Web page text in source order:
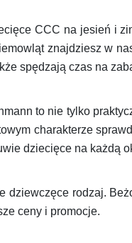
CCC na jesień i
znajdziesz w
spędzają czas na
to nie tylko
charakterze
dziecięce na każdą
dziewczęce rodzaj.
ceny i promocje.